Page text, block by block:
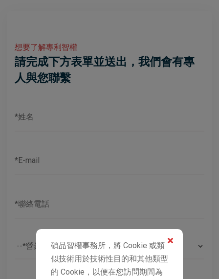
碩品智權事務所，將 Cookie 或類
似技術用於技術性目的和其他類型
的 Cookie，以便在您訪問期間為
想要了解專利智權
請完成下方表單並送出，我們會有專
人與您聯繫